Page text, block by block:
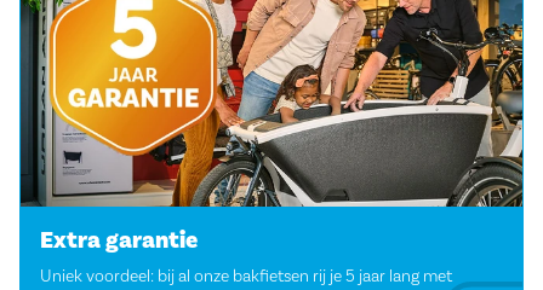
Extra garantie
Uniek voordeel: bij al onze bakfietsen rij je 5 jaar lang met